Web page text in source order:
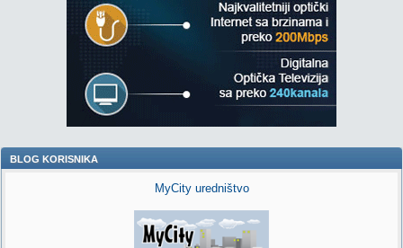
BLOG KORISNIKA
MyCity uredništvo